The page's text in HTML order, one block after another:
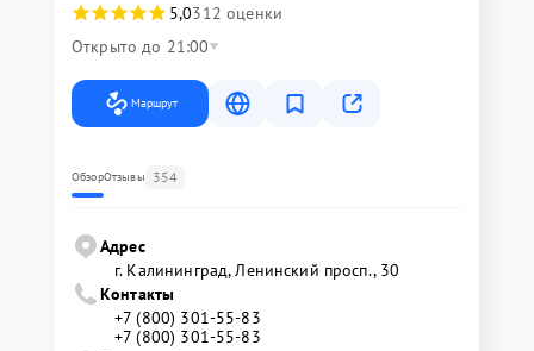
5,0312 оценки
Открыто до 21:00
Маршрут
ОбзорОтзывы 354
Адрес
г. Калининград, Ленинский просп., 30
Контакты
+7 (800) 301-55-83
+7 (800) 301-55-83